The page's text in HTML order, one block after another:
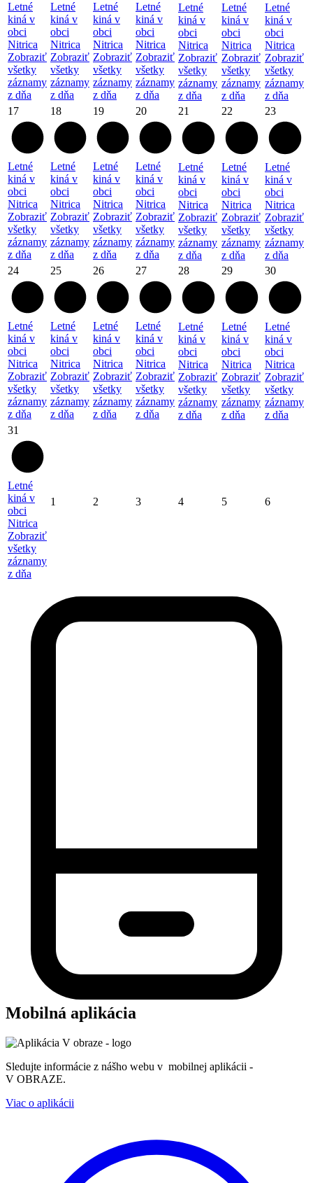
Letné
kiná v
obci
Nitrica
Zobraziť
všetky
záznamy
z dňa
Letné
kiná v
obci
Nitrica
Zobraziť
všetky
záznamy
z dňa
Letné
kiná v
obci
Nitrica
Zobraziť
všetky
záznamy
z dňa
Letné
kiná v
obci
Nitrica
Zobraziť
všetky
záznamy
z dňa
Letné
kiná v
obci
Nitrica
Zobraziť
všetky
záznamy
z dňa
Letné
kiná v
obci
Nitrica
Zobraziť
všetky
záznamy
z dňa
Letné
kiná v
obci
Nitrica
Zobraziť
všetky
záznamy
z dňa
17
Letné
kiná v
obci
Nitrica
Zobraziť
všetky
záznamy
z dňa
18
Letné
kiná v
obci
Nitrica
Zobraziť
všetky
záznamy
z dňa
19
Letné
kiná v
obci
Nitrica
Zobraziť
všetky
záznamy
z dňa
20
Letné
kiná v
obci
Nitrica
Zobraziť
všetky
záznamy
z dňa
21
Letné
kiná v
obci
Nitrica
Zobraziť
všetky
záznamy
z dňa
22
Letné
kiná v
obci
Nitrica
Zobraziť
všetky
záznamy
z dňa
23
Letné
kiná v
obci
Nitrica
Zobraziť
všetky
záznamy
z dňa
24
Letné
kiná v
obci
Nitrica
Zobraziť
všetky
záznamy
z dňa
25
Letné
kiná v
obci
Nitrica
Zobraziť
všetky
záznamy
z dňa
26
Letné
kiná v
obci
Nitrica
Zobraziť
všetky
záznamy
z dňa
27
Letné
kiná v
obci
Nitrica
Zobraziť
všetky
záznamy
z dňa
28
Letné
kiná v
obci
Nitrica
Zobraziť
všetky
záznamy
z dňa
29
Letné
kiná v
obci
Nitrica
Zobraziť
všetky
záznamy
z dňa
30
Letné
kiná v
obci
Nitrica
Zobraziť
všetky
záznamy
z dňa
31
Letné
kiná v
obci
Nitrica
Zobraziť
všetky
záznamy
z dňa
1 2 3 4 5 6
Mobilná aplikácia
Sledujte informácie z nášho webu v mobilnej aplikácii -
V OBRAZE.
Viac o aplikácii